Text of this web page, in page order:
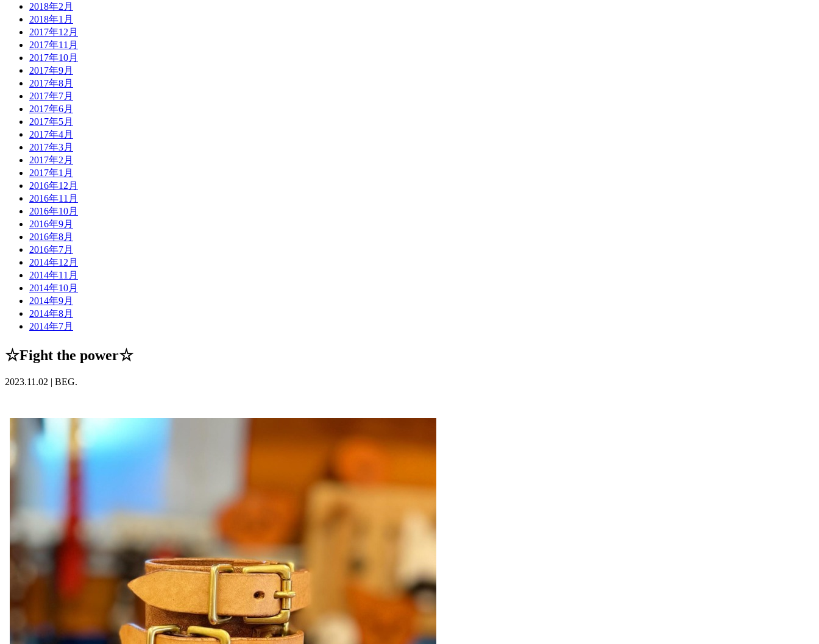
2018年2月
2018年1月
2017年12月
2017年11月
2017年10月
2017年9月
2017年8月
2017年7月
2017年6月
2017年5月
2017年4月
2017年3月
2017年2月
2017年1月
2016年12月
2016年11月
2016年10月
2016年9月
2016年8月
2016年7月
2014年12月
2014年11月
2014年10月
2014年9月
2014年8月
2014年7月
☆Fight the power☆
2023.11.02 | BEG.